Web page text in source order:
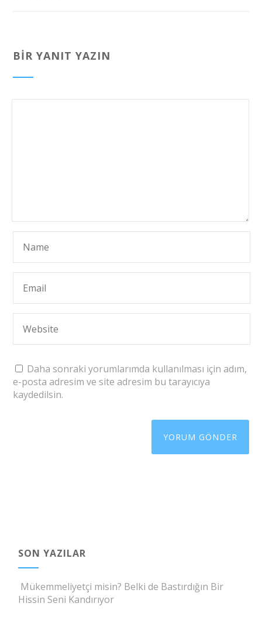
BIR YANIT YAZIN
Daha sonraki yorumlarımda kullanılması için adım,
e-posta adresim ve site adresim bu tarayıcıya
kaydedilsin.
SON YAZILAR
Mükemmeliyetçi misin? Belki de Bastırdığın Bir
Hissin Seni Kandırıyor